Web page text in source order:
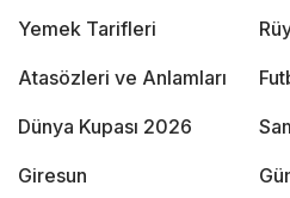
Yemek Tarifleri
Atasözleri ve Anlamları
Dünya Kupası 2026
Giresun